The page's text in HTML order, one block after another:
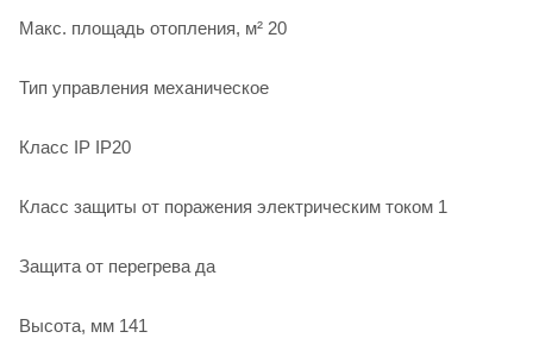
Макс. площадь отопления, м² 20
Тип управления механическое
Класс IP IP20
Класс защиты от поражения электрическим током 1
Защита от перегрева да
Высота, мм 141